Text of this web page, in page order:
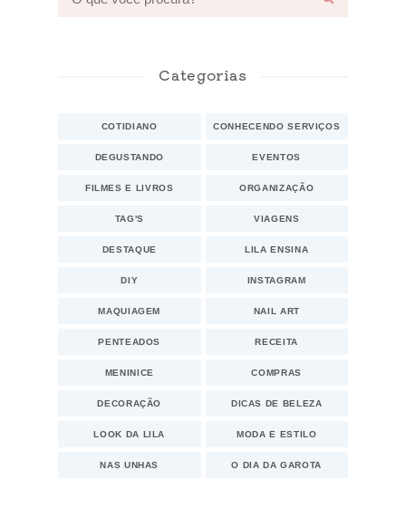
Categorias
COTIDIANO CONHECENDO SERVIÇOS
DEGUSTANDO EVENTOS
FILMES E LIVROS ORGANIZAÇÃO
TAG'S VIAGENS
DESTAQUE LILA ENSINA
DIY INSTAGRAM
MAQUIAGEM NAIL ART
PENTEADOS RECEITA
MENINICE COMPRAS
DECORAÇÃO DICAS DE BELEZA
LOOK DA LILA MODA E ESTILO
NAS UNHAS O DIA DA GAROTA